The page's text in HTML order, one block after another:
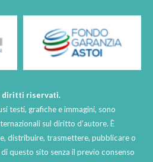
diritti riservati.
testi, grafiche e immagini, sono
sul diritto d’autore. È
distribuire, trasmettere, pubblicare o
questo sito senza il previo consenso